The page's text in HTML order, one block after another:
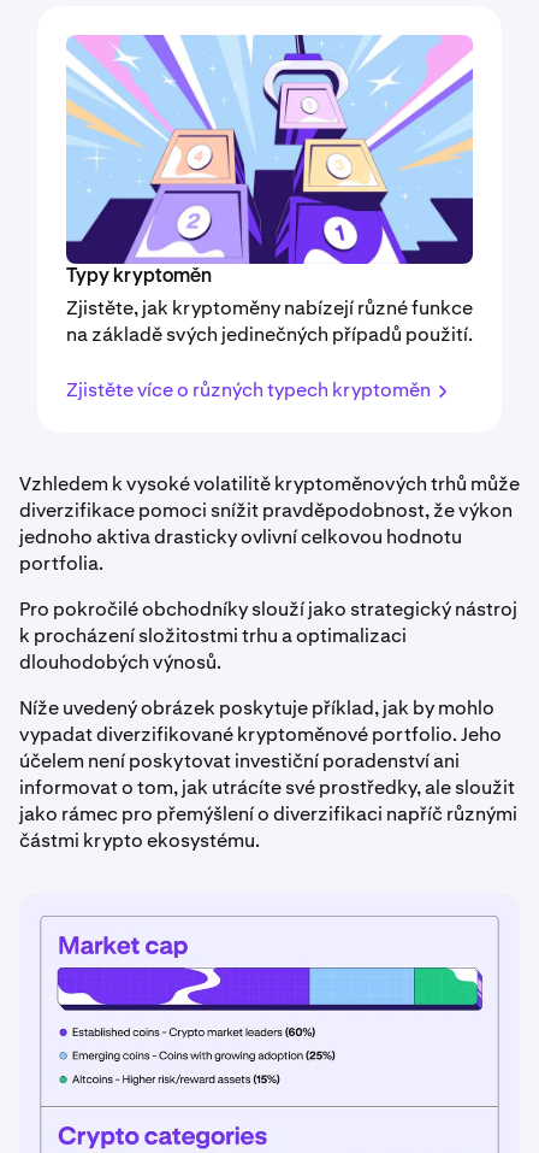
Typy kryptoměn
Zjistěte, jak kryptoměny nabízejí různé funkce
na základě svých jedinečných případů použití.
Zjistěte více o různých typech kryptoměn
Vzhledem k vysoké volatilitě kryptoměnových trhů může
diverzifikace pomoci snížit pravděpodobnost, že výkon
jednoho aktiva drasticky ovlivní celkovou hodnotu
portfolia.
Pro pokročilé obchodníky slouží jako strategický nástroj
k procházení složitostmi trhu a optimalizaci
dlouhodobých výnosů.
Níže uvedený obrázek poskytuje příklad, jak by mohlo
vypadat diverzifikované kryptoměnové portfolio. Jeho
účelem není poskytovat investiční poradenství ani
informovat o tom, jak utrácíte své prostředky, ale sloužit
jako rámec pro přemýšlení o diverzifikaci napříč různými
částmi krypto ekosystému.